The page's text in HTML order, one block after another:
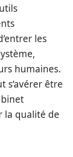
les
humaines.
s’avérer être
la qualité de